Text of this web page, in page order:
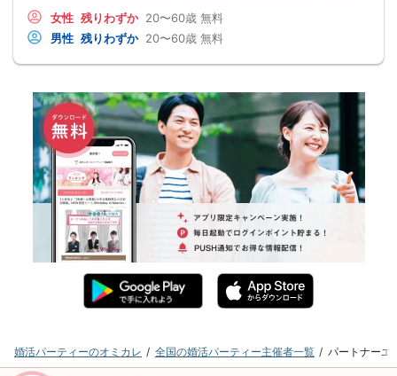
女性 残りわずか 20〜60歳 無料
男性 残りわずか 20〜60歳 無料
婚活パーティーのオミカレ 全国の婚活パーティー主催者一覧 パートナーエ